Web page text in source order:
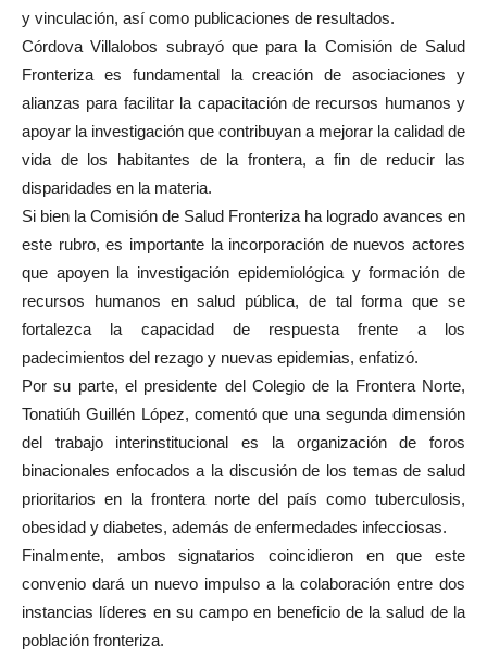
y vinculación, así como publicaciones de resultados.
Córdova Villalobos subrayó que para la Comisión de Salud
Fronteriza es fundamental la creación de asociaciones y
alianzas para facilitar la capacitación de recursos humanos y
apoyar la investigación que contribuyan a mejorar la calidad de
vida de los habitantes de la frontera, a fin de reducir las
disparidades en la materia.
Si bien la Comisión de Salud Fronteriza ha logrado avances en
este rubro, es importante la incorporación de nuevos actores
que apoyen la investigación epidemiológica y formación de
recursos humanos en salud pública, de tal forma que se
fortalezca la capacidad de respuesta frente a los
padecimientos del rezago y nuevas epidemias, enfatizó.
Por su parte, el presidente del Colegio de la Frontera Norte,
Tonatiúh Guillén López, comentó que una segunda dimensión
del trabajo interinstitucional es la organización de foros
binacionales enfocados a la discusión de los temas de salud
prioritarios en la frontera norte del país como tuberculosis,
obesidad y diabetes, además de enfermedades infecciosas.
Finalmente, ambos signatarios coincidieron en que este
convenio dará un nuevo impulso a la colaboración entre dos
instancias líderes en su campo en beneficio de la salud de la
población fronteriza.